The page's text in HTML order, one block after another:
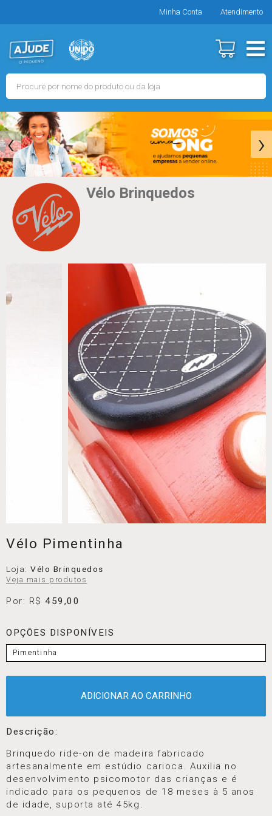
Minha Conta Atendimento
‹ ›
Vélo Brinquedos
Vélo Pimentinha
Loja:Vélo Brinquedos
Veja mais produtos
Por: R$459,00
OPÇÕES DISPONÍVEIS
Pimentinha
ADICIONAR AO CARRINHO
Descrição:
Brinquedo ride-on de madeira fabricado
artesanalmente em estúdio carioca. Auxilia no
desenvolvimento psicomotor das crianças e é
indicado para os pequenos de 18 meses à 5 anos
de idade, suporta até 45kg.